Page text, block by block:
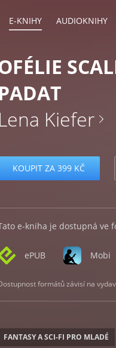
E-KNIHY AUDIOKNIHY
Lena Kiefer
KOUPIT ZA 399 KČ
e-kniha je dostupná ve
ePUB Mobi
formátů závisí na
FANTASY A SCI-FI PRO MLADÉ